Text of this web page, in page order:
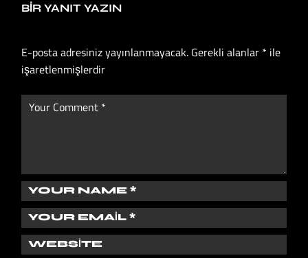
BIR YANIT YAZIN
E-posta adresiniz yayınlanmayacak. Gerekli alanlar * ile
işaretlenmişlerdir